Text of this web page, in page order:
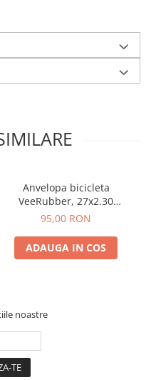
Anvelopa bicicleta
VeeRubber, 27x2.30
ROSWELL, VRB-345, 27TPI,
Made in Thailanda
95,00 RON
ADAUGA IN COS
noastre